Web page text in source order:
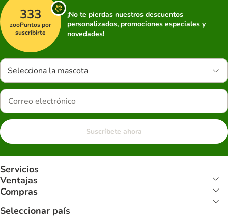
333
zooPuntos por
suscribirte
¡No te pierdas nuestros descuentos
personalizados, promociones especiales y
novedades!
Selecciona la mascota
Suscríbete ahora
Servicios
Ventajas
Compras
Seleccionar país